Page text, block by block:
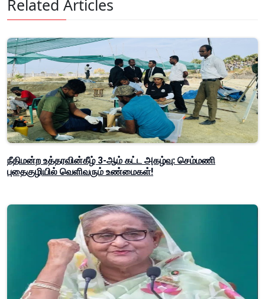
Related Articles
நீதிமன்ற உத்தரவின்கீழ் 3-ஆம் கட்ட அகழ்வு: செம்மணி
புதைகுழியில் வெளிவரும் உண்மைகள்!